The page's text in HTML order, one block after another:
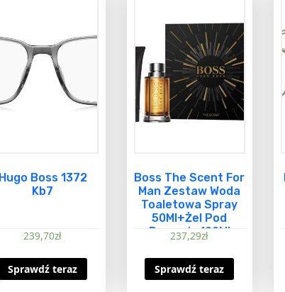
Hugo Boss 1372
Kb7
239,70zł
Sprawdź teraz
Boss The Scent For
Man Zestaw Woda
Toaletowa Spray
50Ml+Żel Pod
Prysznic 100Ml
237,29zł
Sprawdź teraz